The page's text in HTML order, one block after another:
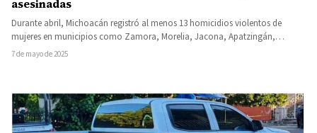
asesinadas
Durante abril, Michoacán registró al menos 13 homicidios violentos de
mujeres en municipios como Zamora, Morelia, Jacona, Apatzingán,
Contepec y…
7 de mayo de 2025